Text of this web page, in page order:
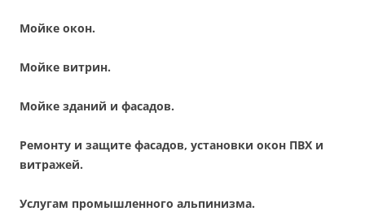
Мойке окон.
Мойке витрин.
Мойке зданий и фасадов.
Ремонту и защите фасадов, установки окон ПВХ и
витражей.
Услугам промышленного альпинизма.